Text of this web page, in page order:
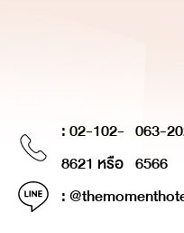
: 02-102-
8621 หรือ
063-
6566
: